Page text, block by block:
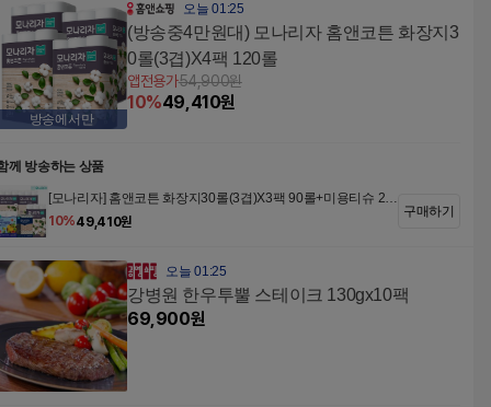
방송에서만
오늘 01:25
(방송중4만원대) 모나리자 홈앤코튼 화장지3
0롤(3겹)X4팩 120롤
앱전용가54,900원
10%49,410원
께 방송하는 상품
[모나리자] 홈앤코튼 화장지30롤(3겹)X3팩 90롤+미용티슈 20
0매x3입+키친타월150매x4롤
10%49,410원
구매하기
오늘 01:25
강병원 한우투뿔 스테이크 130gx10팩
69,900원